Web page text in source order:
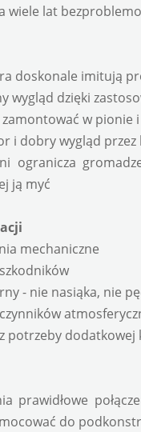
wiele lat
doskonale imitują
wygląd dzięki
zamontować w pionie
i dobry wygląd przez
ogranicza
ją myć
mechaniczne
- nie nasiąka, nie
potrzeby
prawidłowe
do